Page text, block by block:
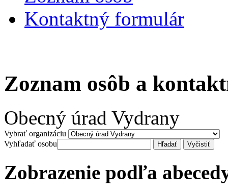
Kontaktný formulár
Zoznam osôb a
Obecný úrad Vydrany
Vybrať organizáciu
Vyhľadať osobu
Zobrazenie podľa